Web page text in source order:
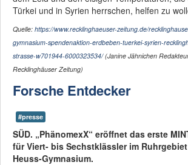
Türkei und in Syrien herrschen, helfen zu
Quelle: https://www.recklinghaeuser-zeitung.de/
gymnasium-spendenaktion-erdbeben-tuerkei-syrien-
strasse-w701944-6000323534/(Janine Jähnichen
Recklinghäuser Zeitung)
Forsche Entdecker
#presse
SÜD. „PhänomexX“ eröffnet das erste
für Viert- bis Sechstklässler im
Heuss-Gymnasium.